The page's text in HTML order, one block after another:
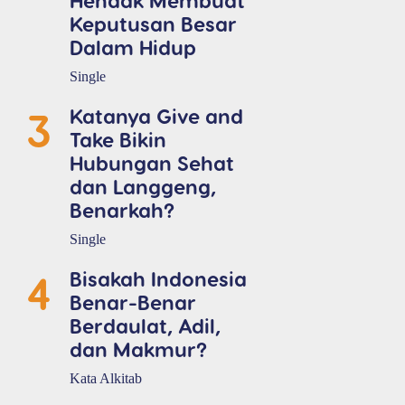
Keputusan Besar
Dalam Hidup
Single
3
Katanya Give and
Take Bikin
Hubungan Sehat
dan Langgeng,
Benarkah?
Single
4
Bisakah Indonesia
Benar-Benar
Berdaulat, Adil,
dan Makmur?
Kata Alkitab